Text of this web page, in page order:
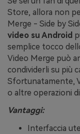
Store, allora non
Merge - Side by
video su Android
semplice tocco
Video Merge può
condividerli su più
Sfortunatamente,
o altre operazioni
Vantaggi:
Interfaccia